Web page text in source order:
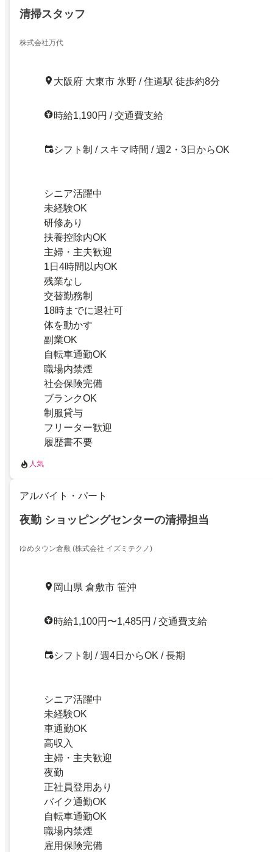
清掃スタッフ
株式会社万代
大阪府 大東市 氷野 / 住道駅 徒歩約8分
時給1,190円 / 交通費支給
シフト制 / スキマ時間 / 週2・3日からOK
シニア活躍中
未経験OK
研修あり
扶養控除内OK
主婦・主夫歓迎
1日4時間以内OK
残業なし
交替勤務制
18時までに退社可
体を動かす
副業OK
自転車通勤OK
職場内禁煙
社会保険完備
ブランクOK
制服貸与
フリーター歓迎
履歴書不要
人気
アルバイト・パート
夜勤 ショッピングセンターの清掃担当
ゆめタウン倉敷 (株式会社 イズミテクノ)
岡山県 倉敷市 笹沖
時給1,100円〜1,485円 / 交通費支給
シフト制 / 週4日からOK / 長期
シニア活躍中
未経験OK
車通勤OK
高収入
主婦・主夫歓迎
夜勤
正社員登用あり
バイク通勤OK
自転車通勤OK
職場内禁煙
雇用保険完備